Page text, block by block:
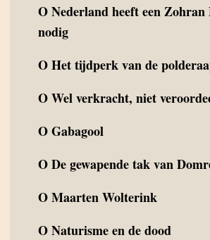
ONederland heeft een
nodig
OHet tijdperk van de
OWel verkracht, niet
OGabagool
ODe gewapende tak van
OMaarten Wolterink
ONaturisme en de dood